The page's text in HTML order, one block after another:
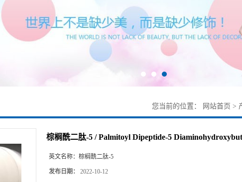
您当前的位置： 网站首页 >
棕榈酰二肽-5 / Palmitoyl Dipeptide-5
英文名称： 棕榈酰二肽-5
发布日期： 2022-10-12